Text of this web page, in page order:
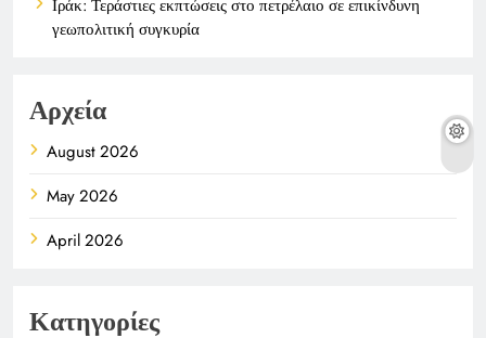
Ιράκ: Τεράστιες εκπτώσεις στο πετρέλαιο σε επικίνδυνη
γεωπολιτική συγκυρία
Αρχεία
August 2026
May 2026
April 2026
Κατηγορίες